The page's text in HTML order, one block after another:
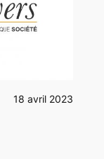
18 avril 2023